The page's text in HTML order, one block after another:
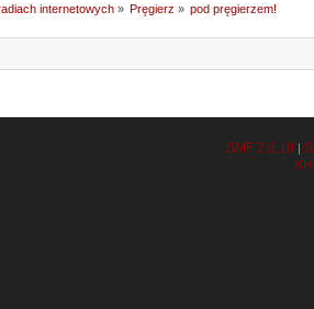
internetowych» Pręgierz » pod pręgierzem!
SMF 2.0.19 |